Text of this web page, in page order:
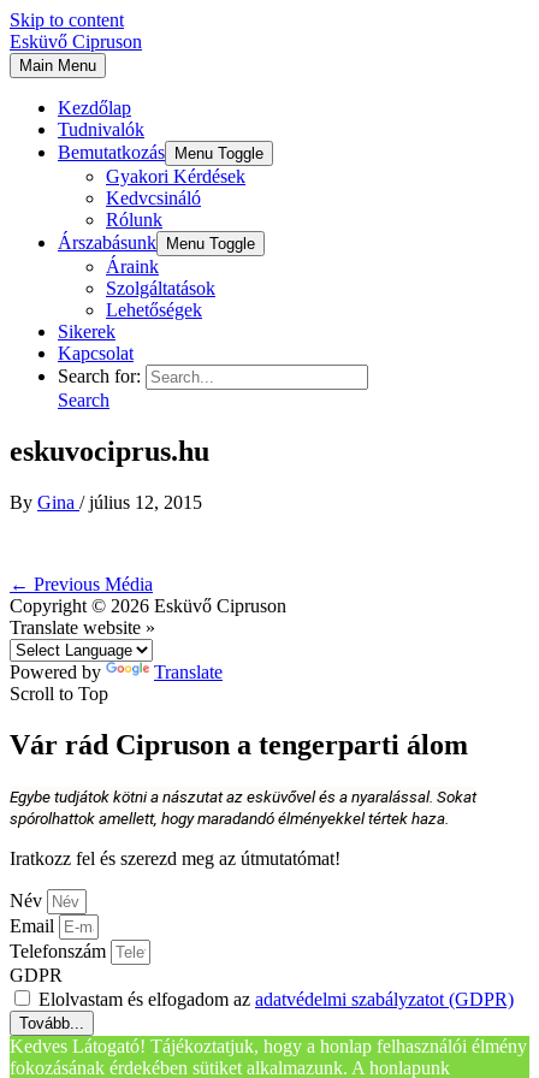
Skip to content
Esküvő Cipruson
Main Menu
Kezdőlap
Tudnivalók
Bemutatkozás
Menu Toggle
Gyakori Kérdések
Kedvcsináló
Rólunk
Árszabásunk
Menu Toggle
Áraink
Szolgáltatások
Lehetőségek
Sikerek
Kapcsolat
Search for:
Search
eskuvociprus.hu
By Gina /július 12, 2015
← Previous Média
Copyright © 2026 Esküvő Cipruson
Translate website »
Powered by
Translate
Scroll to Top
Vár rád Cipruson a tengerparti álom
Egybe tudjátok kötni a nászutat az esküvővel és a nyaralással. Sokat
spórolhattok amellett, hogy maradandó élményekkel tértek haza.
Iratkozz fel és szerezd meg az útmutatómat!
Név
Email
Telefonszám
GDPR
Elolvastam és elfogadom az adatvédelmi szabályzatot (GDPR)
Tovább...
Kedves Látogató! Tájékoztatjuk, hogy a honlap felhasználói élmény
fokozásának érdekében sütiket alkalmazunk. A honlapunk